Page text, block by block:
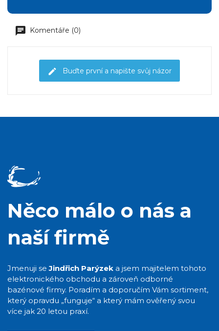
Komentáře (0)
Buďte první a napište svůj názor
Něco málo o nás a
naší firmě
Jmenuji seJindřich Parýzek a jsem majitelem tohoto
elektronického obchodu a zároveň odborné
bazénové firmy. Poradím a doporučím Vám sortiment,
který opravdu „funguje“ a který mám ověřený svou
více jak 20 letou praxí.